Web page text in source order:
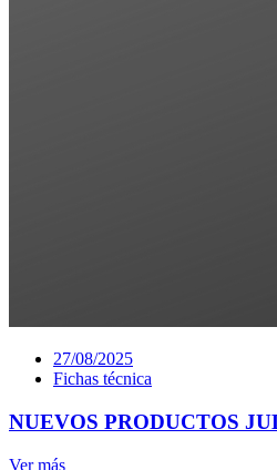
27/08/2025
Fichas técnica
NUEVOS PRODUCTOS
Ver más